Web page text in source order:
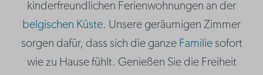
kinderfreundlichen Ferienwohnungen an der
belgischen Küste. Unsere geräumigen Zimmer
sorgen dafür, dass sich die ganze Familiesofort
wie zu Hause fühlt. Genießen Sie die Freiheit